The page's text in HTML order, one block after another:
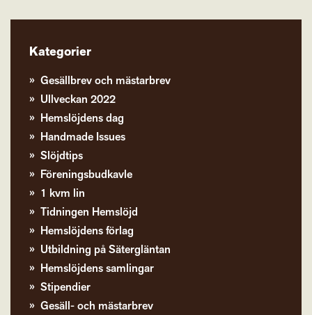
Kategorier
Gesällbrev och mästarbrev
Ullveckan 2022
Hemslöjdens dag
Handmade Issues
Slöjdtips
Föreningsbudkavle
1 kvm lin
Tidningen Hemslöjd
Hemslöjdens förlag
Utbildning på Sätergläntan
Hemslöjdens samlingar
Stipendier
Gesäll- och mästarbrev